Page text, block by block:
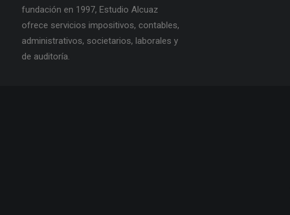
fundación en 1997, Estudio Alcuaz
ofrece servicios impositivos, contables,
administrativos, societarios, laborales y
de auditoría.